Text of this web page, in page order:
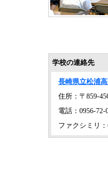
学校の連絡先
長崎県立松浦
住所：〒859-
電話：0956-72-
ファクシミリ：